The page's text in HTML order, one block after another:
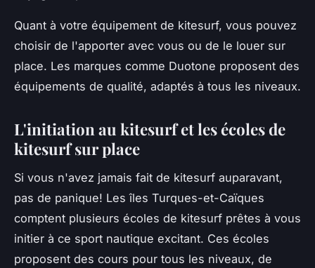
Quant à votre équipement de kitesurf, vous pouvez
choisir de l'apporter avec vous ou de le louer sur
place. Les marques comme Duotone proposent des
équipements de qualité, adaptés à tous les niveaux.
L'initiation au kitesurf et les écoles de
kitesurf sur place
Si vous n'avez jamais fait de kitesurf auparavant,
pas de panique! Les îles Turques-et-Caïques
comptent plusieurs écoles de kitesurf prêtes à vous
initier à ce sport nautique excitant. Ces écoles
proposent des cours pour tous les niveaux, de